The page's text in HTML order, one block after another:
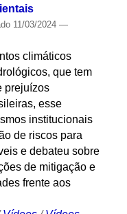
11/03/2024 —
climáticos
que tem
prejuízos
esse
institucionais
de riscos para
e debateu sobre
de mitigação e
frente aos